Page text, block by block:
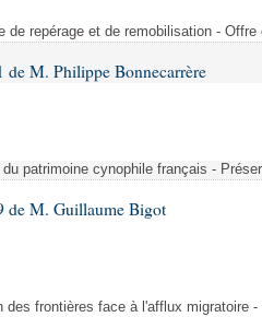
de repérage et de remobilisation -
de M. Philippe Bonnecarrère
patrimoine cynophile français -
de M. Guillaume Bigot
des frontières face à l'afflux migratoire